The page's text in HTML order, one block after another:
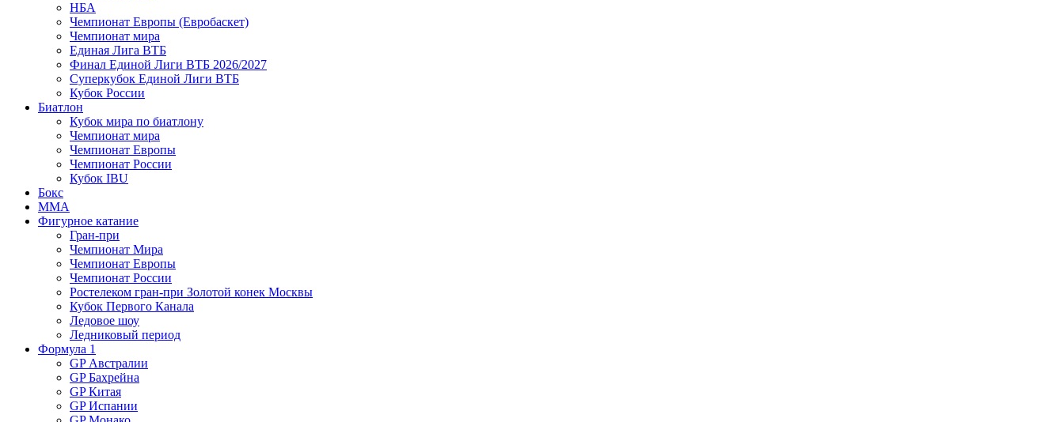
НБА
Чемпионат Европы (Евробаскет)
Чемпионат мира
Единая Лига ВТБ
Финал Единой Лиги ВТБ 2026/2027
Суперкубок Единой Лиги ВТБ
Кубок России
Биатлон
Кубок мира по биатлону
Чемпионат мира
Чемпионат Европы
Чемпионат России
Кубок IBU
Бокс
MMA
Фигурное катание
Гран-при
Чемпионат Мира
Чемпионат Европы
Чемпионат России
Ростелеком гран-при Золотой конек Москвы
Кубок Первого Канала
Ледовое шоу
Ледниковый период
Формула 1
GP Австралии
GP Бахрейна
GP Китая
GP Испании